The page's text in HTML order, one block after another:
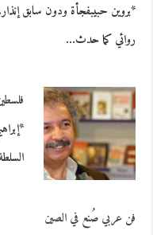
*بروين حبيبفجأة ودون سابق
روائي كما حدث…
فن عربي صُنع في الصين